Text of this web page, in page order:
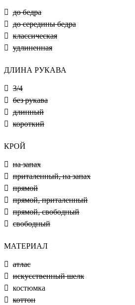
до бедра
до середины бедра
классическая
удлиненная
ДЛИНА РУКАВА
3/4
без рукава
длинный
короткий
КРОЙ
на запах
приталенный, на запах
прямой
прямой, приталенный
прямой, свободный
свободный
МАТЕРИАЛ
атлас
искусственный шелк
костюмка
коттон